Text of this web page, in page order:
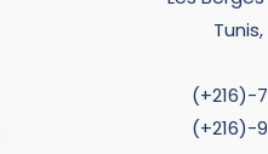
(+216)-
(+216)-